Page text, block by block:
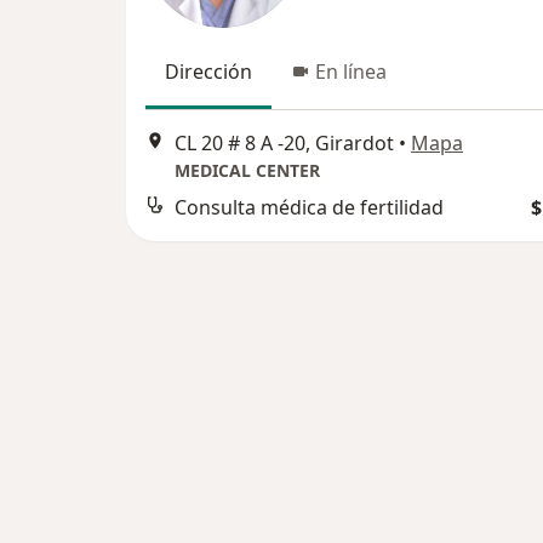
Dirección En línea
CL 20 # 8 A -20, Girardot • Mapa
MEDICAL CENTER
Consulta médica de fertilidad